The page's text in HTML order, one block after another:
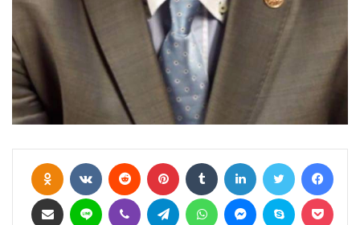
فيسبوك تويتر لينكدإن بينتيريست
بوكيت سكايب ماسنجر واتساب تيلقرام ڤايبر لاين